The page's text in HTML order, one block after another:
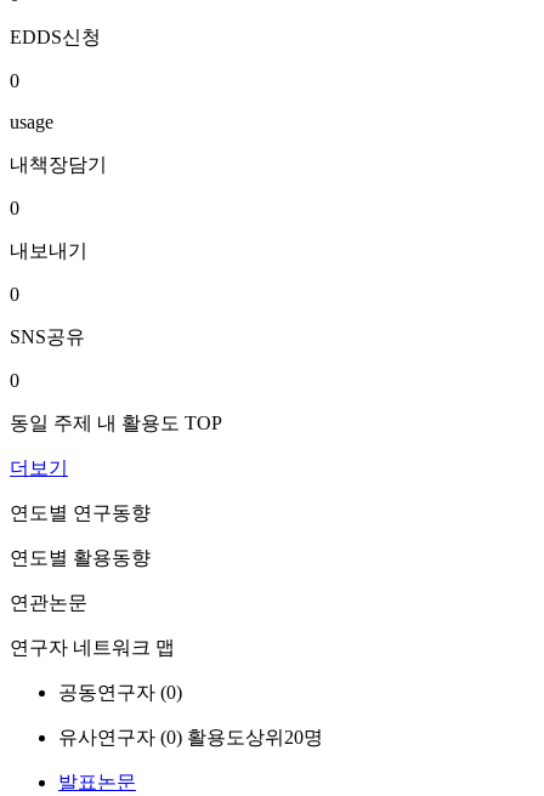
EDDS신청
0
usage
내책장담기
0
내보내기
0
SNS공유
0
동일 주제 내 활용도 TOP
더보기
연도별 연구동향
연도별 활용동향
연관논문
연구자 네트워크 맵
공동연구자 (0)
유사연구자 (0) 활용도상위20명
발표논문